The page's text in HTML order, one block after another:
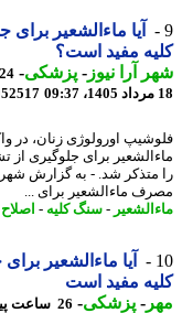
آیا ماءالشعیر برای
مفید است؟
آرا نیوز-پزشکی-
24
82052517
اورولوژی زنان، در
برای جلوگیری از
شد. - به گزارش
ماءالشعیر برای ...
-سنگ کلیه-اصلاح
آیا ماءالشعیر برای
مفید است
-پزشکی-